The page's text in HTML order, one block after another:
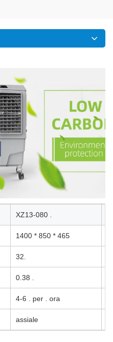
XZ13-080 .
1400 * 850 * 465
32.
0.38 .
4-6 . per . ora
assiale